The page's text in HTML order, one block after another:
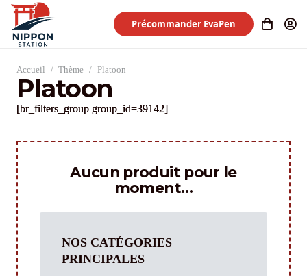
Précommander EvaPen
Accueil / Thème / Platoon
Platoon
[br_filters_group group_id=39142]
Aucun produit pour le
moment…
NOS CATÉGORIES
PRINCIPALES